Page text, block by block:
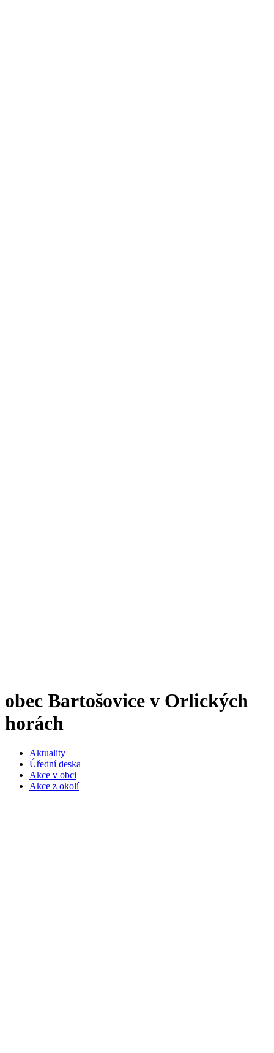
obec Bartošovice v Orlických
horách
Aktuality
Úřední deska
Akce v obci
Akce z okolí